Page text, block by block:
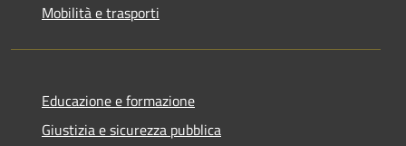
Mobilità e trasporti
Educazione e formazione
Giustizia e sicurezza pubblica